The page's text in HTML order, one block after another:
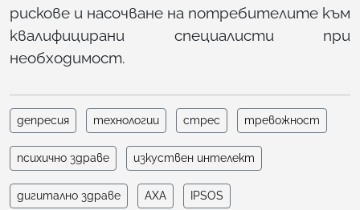
рискове и насочване на потребителите към
квалифицирани специалисти при
необходимост.
депресия технологии стрес тревожност
психично здраве изкуствен интелект
дигитално здраве AXA IPSOS